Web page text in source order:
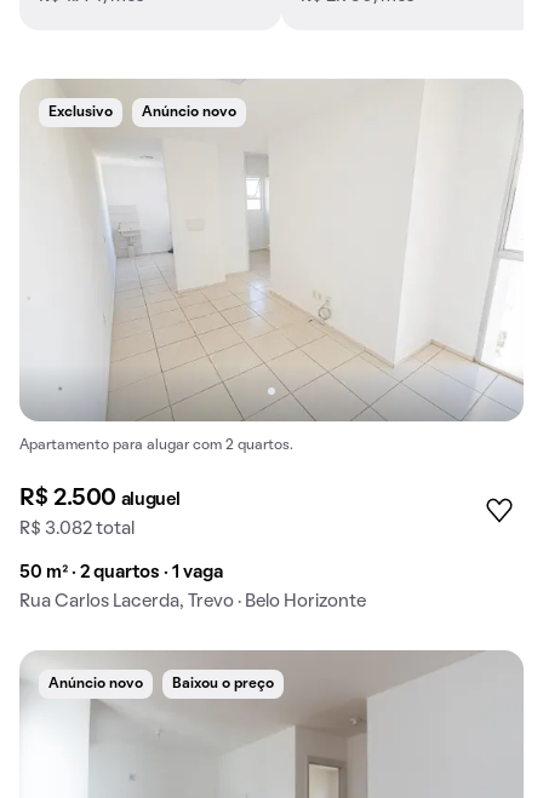
Exclusivo Anúncio novo
Apartamento para alugar com 2 quartos.
R$ 2.500 aluguel
R$ 3.082 total
50 m² · 2 quartos · 1 vaga
Rua Carlos Lacerda, Trevo · Belo Horizonte
Anúncio novo Baixou o preço